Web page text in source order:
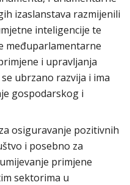
izaslanstava razmijenili
inteligencije te
međuparlamentarne
i upravljanja
ubrzano razvija i ima
gospodarskog i
osiguravanje pozitivnih
i posebno za
primjene
sektorima u